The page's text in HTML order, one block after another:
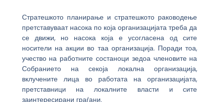
Стратешкото планирање и стратешкото раководење
претставуваат насока по која организацијата треба да
се движи, но насока која е усогласена од сите
носители на акции во таа организација. Поради тоа,
учество на работните состаноци зедоа членовите на
Собранието на секоја локална организација,
вклучените лица во работата на организацијата,
претставници на локалните власти и сите
заинтересирани граѓани.